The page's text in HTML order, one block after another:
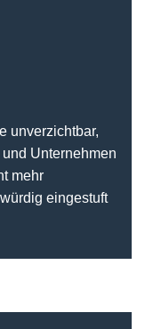
unverzichtbar,
Unternehmen
mehr
eingestuft